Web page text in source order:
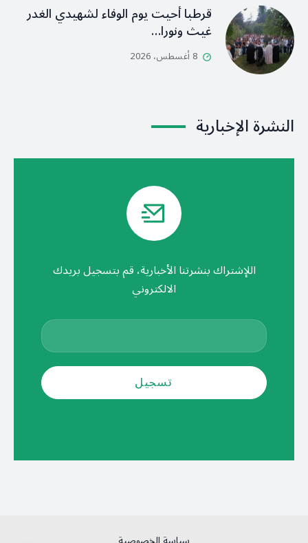
قرطبا أحيت يوم الوفاء لشهيدي الغدر
غيث ونورا…
8 أغسطس، 2026
النشرة الإخبارية
اللإشتراك بنشرتنا الأخبارية، قم بتسجيل بريدك
الالكتروني